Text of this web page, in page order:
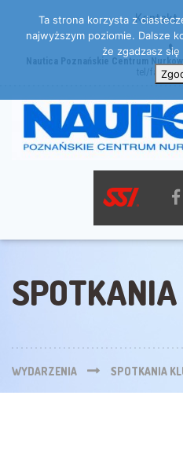
Kontakt
Nautica Poznańskie Centrum
tel/fax: 61
WYDARZENIA SPOTKANIA
Ta strona korzysta z
najwyższym poziomie. Dalsze
że zgadzasz